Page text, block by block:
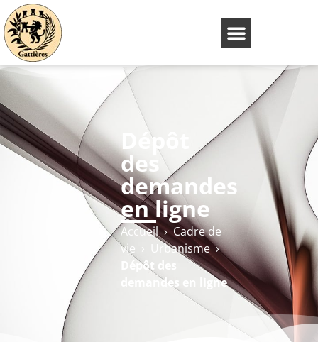
Dépôt
des
demandes
en ligne
Accueil› Cadre de
vie › Urbanisme›
Dépôt des
demandes en ligne